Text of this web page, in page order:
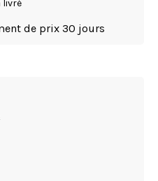
livré
de prix 30 jours